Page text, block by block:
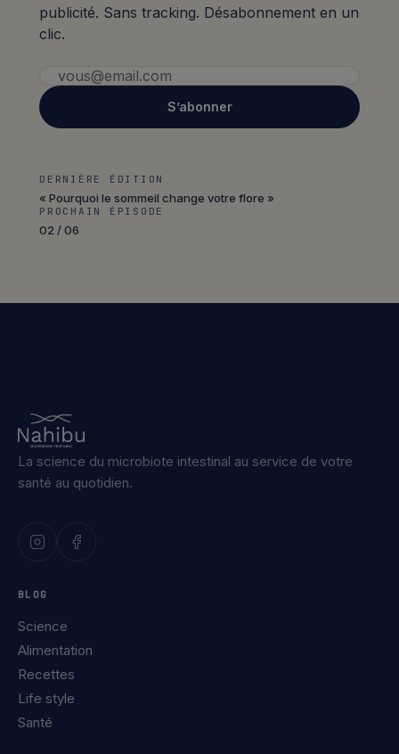
publicité. Sans tracking. Désabonnement en un
clic.
S’abonner
DERNIÈRE ÉDITION
« Pourquoi le sommeil change votre flore »
PROCHAIN ÉPISODE
02 / 06
La science du microbiote intestinal au service de votre
santé au quotidien.
BLOG
Science
Alimentation
Recettes
Life style
Santé